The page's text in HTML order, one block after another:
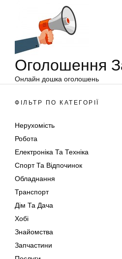
Оголошення
Онлайн дошка оголошень
ФІЛЬТР ПО КАТЕГОРІЇ
Нерухомість
Робота
Електроніка Та Техніка
Спорт Та Відпочинок
Обладнання
Транспорт
Дім Та Дача
Хобі
Знайомства
Запчастини